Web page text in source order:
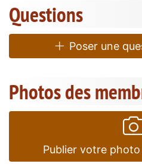
Questions
Poser une
Photos des
Publier votre